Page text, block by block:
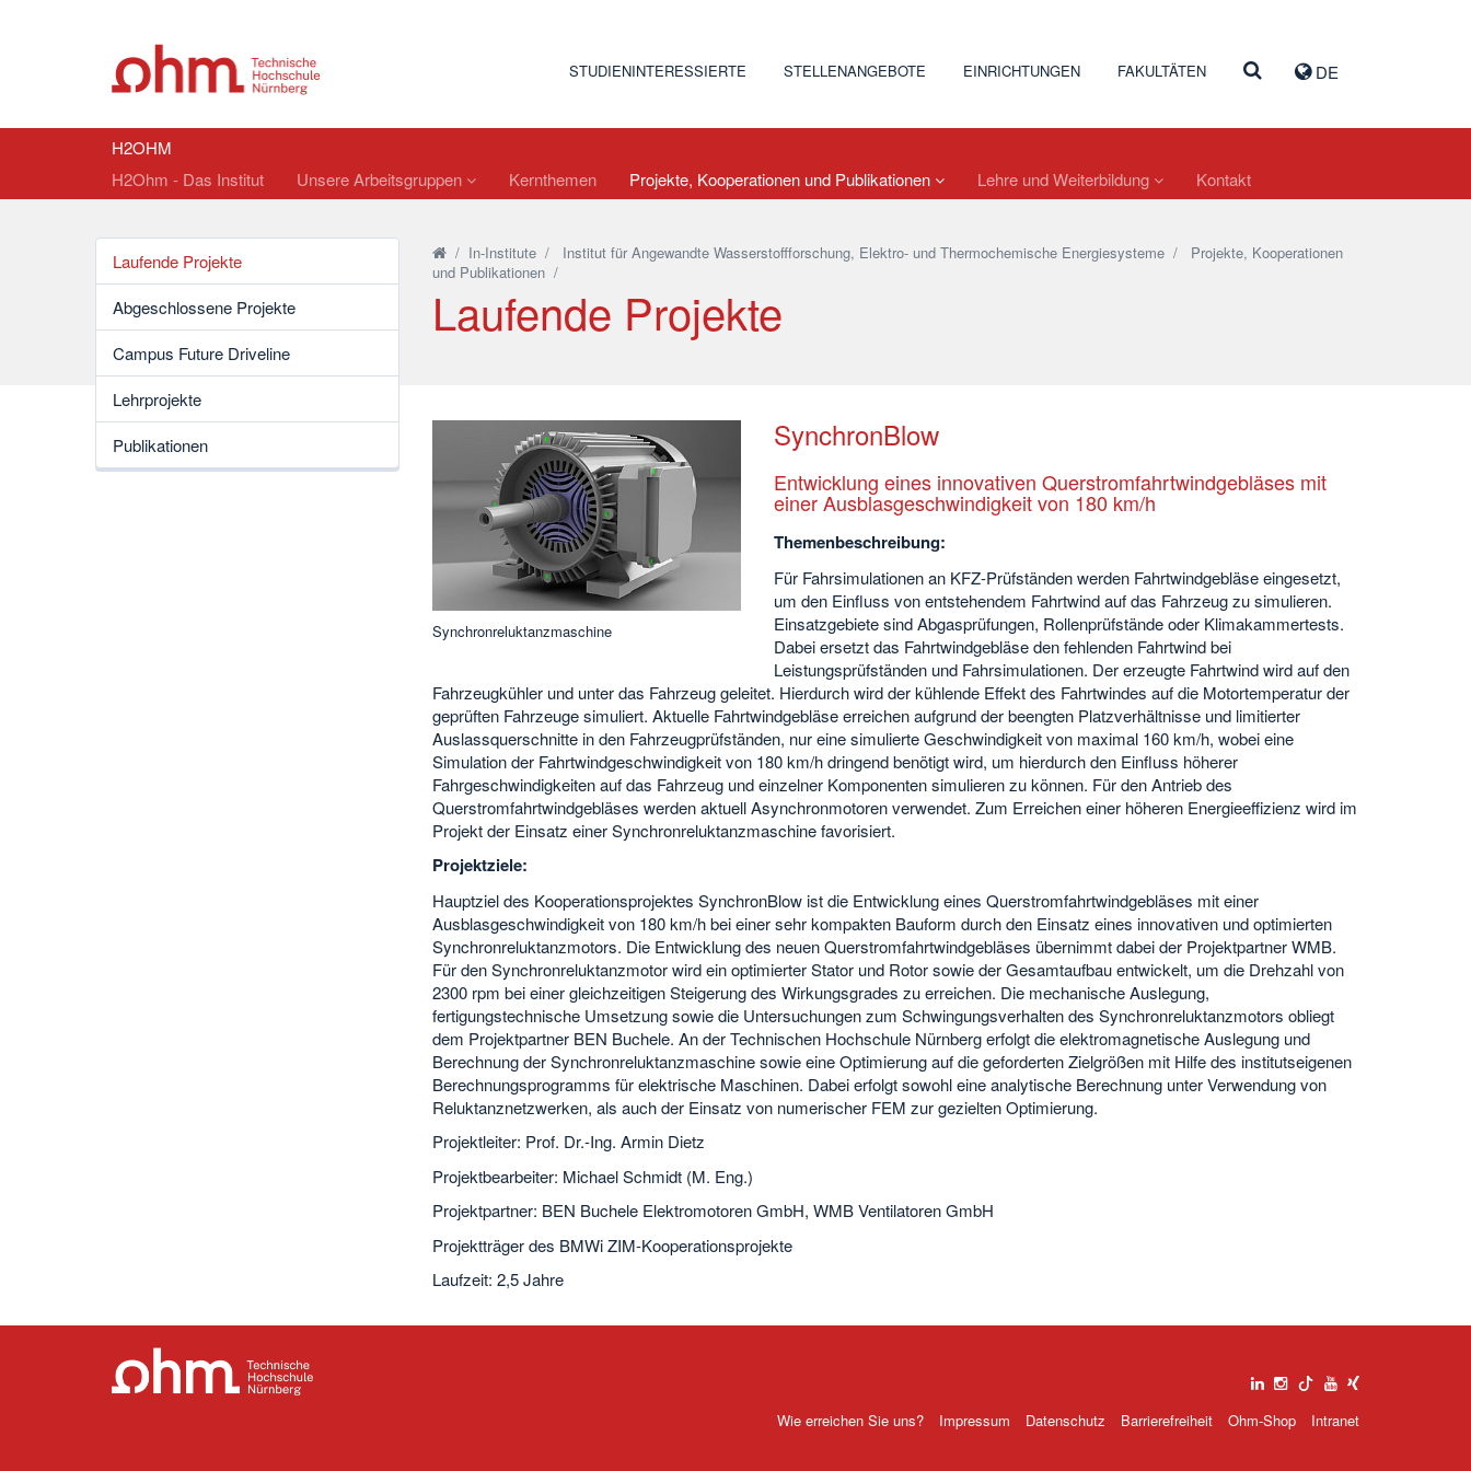
DE
STUDIENINTERESSIERTE STELLENANGEBOTE EINRICHTUNGEN FAKULTÄTEN
H2OHM
H2Ohm - Das Institut
Unsere Arbeitsgruppen Kernthemen Projekte, Kooperationen und Publikationen Lehre und Weiterbildung Kontakt
Laufende Projekte
Abgeschlossene Projekte
Campus Future Driveline
Lehrprojekte
Publikationen
/ In-Institute/ Institut für Angewandte Wasserstoffforschung, Elektro- und Thermochemische Energiesysteme/ Projekte, Kooperationen
und Publikationen/
Laufende Projekte
Synchronreluktanzmaschine
SynchronBlow
Entwicklung eines innovativen Querstromfahrtwindgebläses mit
einer Ausblasgeschwindigkeit von 180 km/h
Themenbeschreibung:
Für Fahrsimulationen an KFZ-Prüfständen werden Fahrtwindgebläse eingesetzt,
um den Einfluss von entstehendem Fahrtwind auf das Fahrzeug zu simulieren.
Einsatzgebiete sind Abgasprüfungen, Rollenprüfstände oder Klimakammertests.
Dabei ersetzt das Fahrtwindgebläse den fehlenden Fahrtwind bei
Leistungsprüfständen und Fahrsimulationen. Der erzeugte Fahrtwind wird auf den
Fahrzeugkühler und unter das Fahrzeug geleitet. Hierdurch wird der kühlende Effekt des Fahrtwindes auf die Motortemperatur der
geprüften Fahrzeuge simuliert. Aktuelle Fahrtwindgebläse erreichen aufgrund der beengten Platzverhältnisse und limitierter
Auslassquerschnitte in den Fahrzeugprüfständen, nur eine simulierte Geschwindigkeit von maximal 160 km/h, wobei eine
Simulation der Fahrtwindgeschwindigkeit von 180 km/h dringend benötigt wird, um hierdurch den Einfluss höherer
Fahrgeschwindigkeiten auf das Fahrzeug und einzelner Komponenten simulieren zu können. Für den Antrieb des
Querstromfahrtwindgebläses werden aktuell Asynchronmotoren verwendet. Zum Erreichen einer höheren Energieeffizienz wird im
Projekt der Einsatz einer Synchronreluktanzmaschine favorisiert.
Projektziele:
Hauptziel des Kooperationsprojektes SynchronBlow ist die Entwicklung eines Querstromfahrtwindgebläses mit einer
Ausblasgeschwindigkeit von 180 km/h bei einer sehr kompakten Bauform durch den Einsatz eines innovativen und optimierten
Synchronreluktanzmotors. Die Entwicklung des neuen Querstromfahrtwindgebläses übernimmt dabei der Projektpartner WMB.
Für den Synchronreluktanzmotor wird ein optimierter Stator und Rotor sowie der Gesamtaufbau entwickelt, um die Drehzahl von
2300 rpm bei einer gleichzeitigen Steigerung des Wirkungsgrades zu erreichen. Die mechanische Auslegung,
fertigungstechnische Umsetzung sowie die Untersuchungen zum Schwingungsverhalten des Synchronreluktanzmotors obliegt
dem Projektpartner BEN Buchele. An der Technischen Hochschule Nürnberg erfolgt die elektromagnetische Auslegung und
Berechnung der Synchronreluktanzmaschine sowie eine Optimierung auf die geforderten Zielgrößen mit Hilfe des institutseigenen
Berechnungsprogramms für elektrische Maschinen. Dabei erfolgt sowohl eine analytische Berechnung unter Verwendung von
Reluktanznetzwerken, als auch der Einsatz von numerischer FEM zur gezielten Optimierung.
Projektleiter: Prof. Dr.-Ing. Armin Dietz
Projektbearbeiter: Michael Schmidt (M. Eng.)
Projektpartner: BEN Buchele Elektromotoren GmbH, WMB Ventilatoren GmbH
Projektträger des BMWi ZIM-Kooperationsprojekte
Laufzeit: 2,5 Jahre
Wie erreichen Sie uns? Impressum Datenschutz Barrierefreiheit Ohm-Shop Intranet